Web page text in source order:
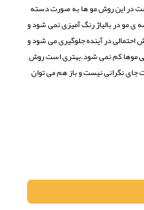
در این روش مو ها به صورت دسته
مو در بالیاژ رنگ آمیزی نمی شود و
احتمالی در آینده جلوگیری می شود و
موها کم نمی شود.بهتری است روش
جای نگرانی نیست و باز هم می توان